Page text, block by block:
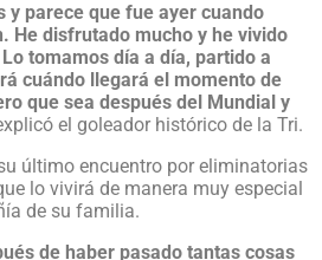
y parece que fue ayer cuando
He disfrutado mucho y he vivido
tomamos día a día, partido a
cuándo llegará el momento de
que sea después del Mundial y
el goleador histórico de la Tri.
último encuentro por eliminatorias
lo vivirá de manera muy especial
de su familia.
de haber pasado tantas cosas